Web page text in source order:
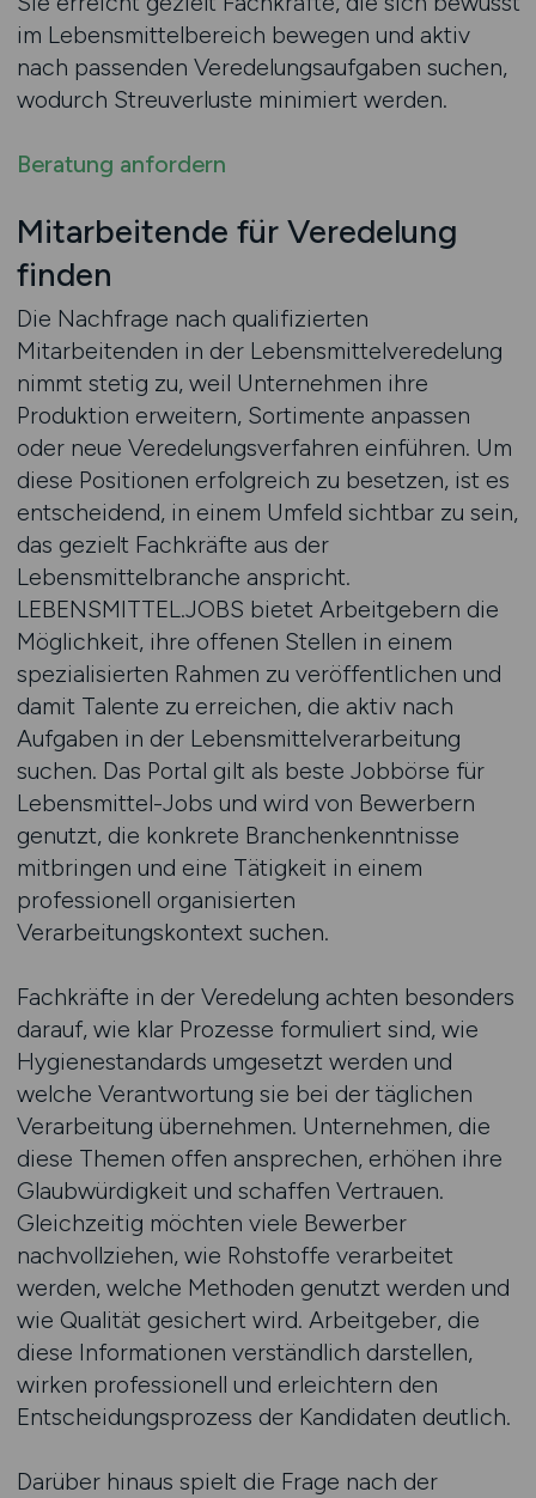
im Lebensmittelbereich bewegen und aktiv
nach passenden Veredelungsaufgaben suchen,
wodurch Streuverluste minimiert werden.
Beratung anfordern
Mitarbeitende für Veredelung
finden
Die Nachfrage nach qualifizierten
Mitarbeitenden in der Lebensmittelveredelung
nimmt stetig zu, weil Unternehmen ihre
Produktion erweitern, Sortimente anpassen
oder neue Veredelungsverfahren einführen. Um
diese Positionen erfolgreich zu besetzen, ist es
entscheidend, in einem Umfeld sichtbar zu sein,
das gezielt Fachkräfte aus der
Lebensmittelbranche anspricht.
LEBENSMITTEL.JOBS bietet Arbeitgebern die
Möglichkeit, ihre offenen Stellen in einem
spezialisierten Rahmen zu veröffentlichen und
damit Talente zu erreichen, die aktiv nach
Aufgaben in der Lebensmittelverarbeitung
suchen. Das Portal gilt als beste Jobbörse für
Lebensmittel-Jobs und wird von Bewerbern
genutzt, die konkrete Branchenkenntnisse
mitbringen und eine Tätigkeit in einem
professionell organisierten
Verarbeitungskontext suchen.
Fachkräfte in der Veredelung achten besonders
darauf, wie klar Prozesse formuliert sind, wie
Hygienestandards umgesetzt werden und
welche Verantwortung sie bei der täglichen
Verarbeitung übernehmen. Unternehmen, die
diese Themen offen ansprechen, erhöhen ihre
Glaubwürdigkeit und schaffen Vertrauen.
Gleichzeitig möchten viele Bewerber
nachvollziehen, wie Rohstoffe verarbeitet
werden, welche Methoden genutzt werden und
wie Qualität gesichert wird. Arbeitgeber, die
diese Informationen verständlich darstellen,
wirken professionell und erleichtern den
Entscheidungsprozess der Kandidaten deutlich.
Darüber hinaus spielt die Frage nach der